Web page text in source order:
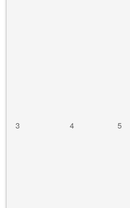
3
4 5